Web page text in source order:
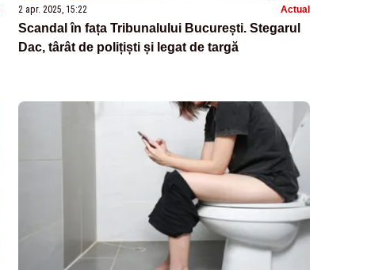
2 apr. 2025, 15:22 Actual
Scandal în fața Tribunalului București. Stegarul
Dac, târât de polițiști și legat de targă